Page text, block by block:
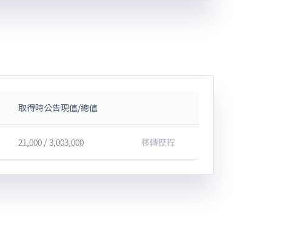
取得時公告現值/總值
21,000 / 3,003,000 移轉歷程